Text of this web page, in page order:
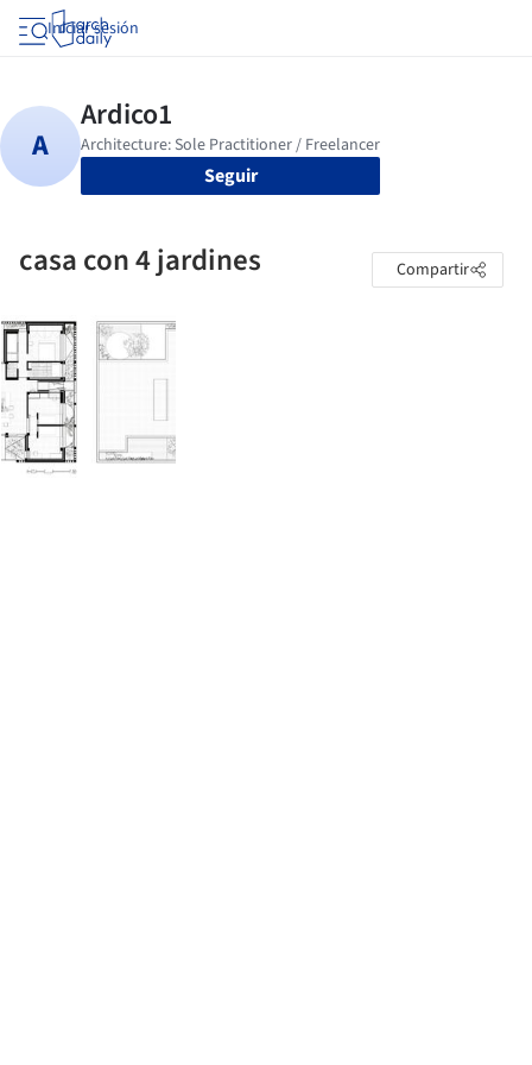
Iniciar sesión
Seguir
casa con 4 jardines Compartir